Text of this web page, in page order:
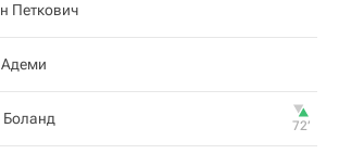
Петкович
72‎’‎